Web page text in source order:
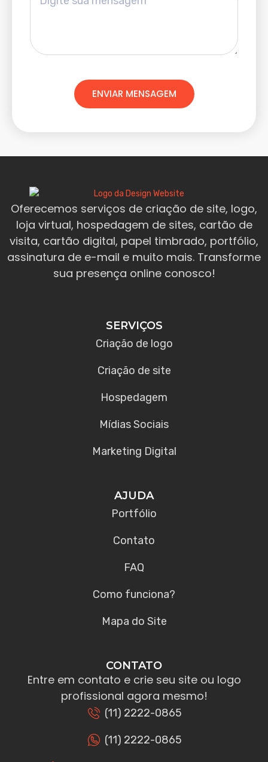
ENVIAR MENSAGEM
Oferecemos serviços de criação de site, logo,
loja virtual, hospedagem de sites, cartão de
visita, cartão digital, papel timbrado, portfólio,
assinatura de e-mail e muito mais. Transforme
sua presença online conosco!
SERVIÇOS
Criação de logo
Criação de site
Hospedagem
Mídias Sociais
Marketing Digital
AJUDA
Portfólio
Contato
FAQ
Como funciona?
Mapa do Site
CONTATO
Entre em contato e crie seu site ou logo
profissional agora mesmo!
(11) 2222-0865
(11) 2222-0865